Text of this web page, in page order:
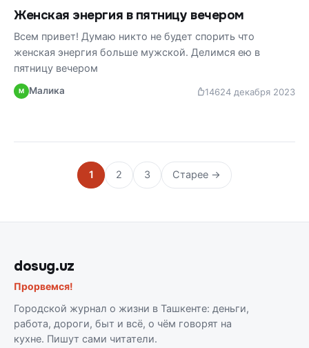
Женская энергия в пятницу вечером
Всем привет! Думаю никто не будет спорить что
женская энергия больше мужской. Делимся ею в
пятницу вечером
М Малика 14624 декабря 2023
1 2 3 Старее →
dosug.uz
Прорвемся!
Городской журнал о жизни в Ташкенте: деньги,
работа, дороги, быт и всё, о чём говорят на
кухне. Пишут сами читатели.